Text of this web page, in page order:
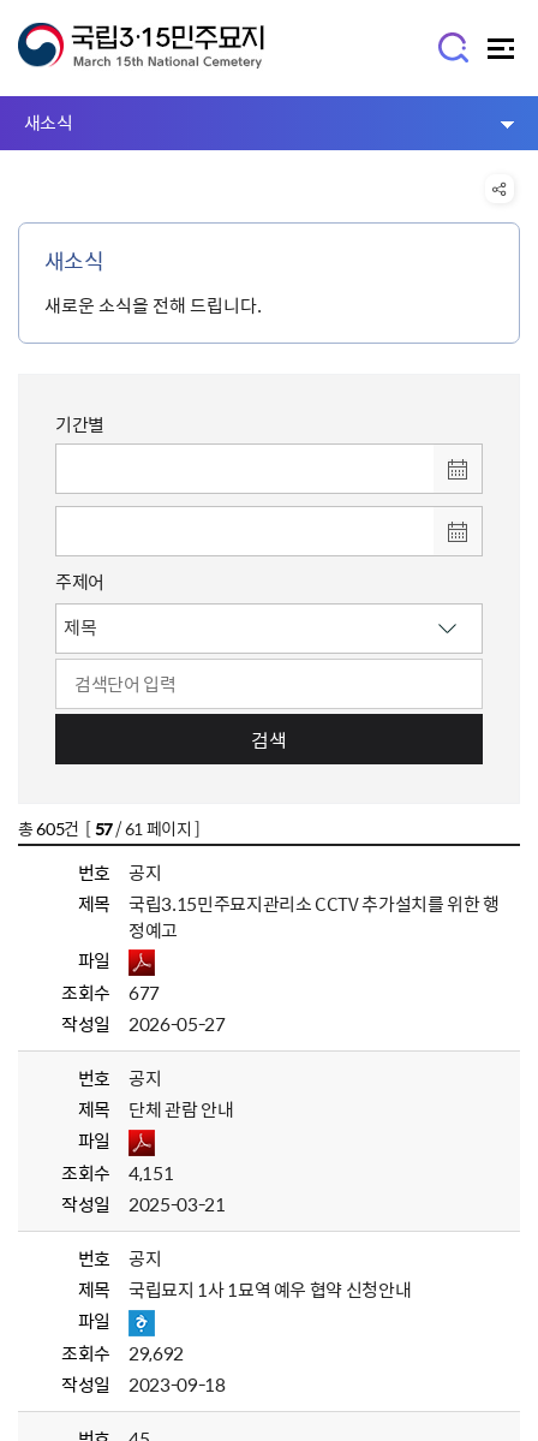
새소식
새소식
새로운 소식을 전해 드립니다.
기간별
주제어
검색
총605건 [57/ 61 페이지 ]
번호
공지
제목
국립3.15민주묘지관리소 CCTV 추가설치를 위한 행
정예고
파일
조회수
677
작성일
2026-05-27
번호
공지
제목
단체 관람 안내
파일
조회수
4,151
작성일
2025-03-21
번호
공지
제목
국립묘지 1사 1묘역 예우 협약 신청안내
파일
조회수
29,692
작성일
2023-09-18